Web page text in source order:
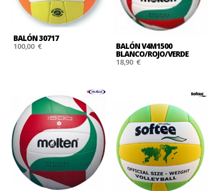
BALÓN 30717
100,00 €
BALÓN V4M1500
BLANCO/ROJO/VERDE
18,90 €